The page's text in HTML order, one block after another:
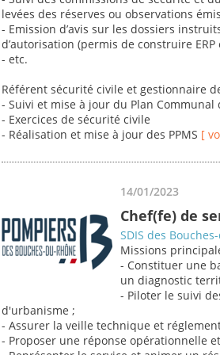
levées des réserves ou observations
- Emission d’avis sur les dossiers
d’autorisation (permis de construire ERP
- etc.
Référent sécurité civile et gestionnaire
- Suivi et mise à jour du Plan Communal
- Exercices de sécurité civile
- Réalisation et mise à jour des PPMS [
14/01/2023
Chef(fe) de
SDIS des
Missions
- Constituer une
un diagnostic
- Piloter le suivi
d'urbanisme ;
- Assurer la veille technique et
- Proposer une réponse opérationnelle